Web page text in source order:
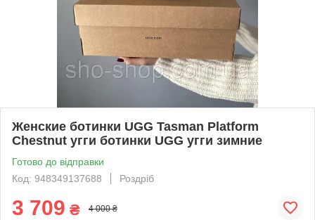
Женские ботинки UGG Tasman Platform
Chestnut угги ботинки UGG угги зимние
Готово до відправки
Код: 948349137688
Роздріб
3 709 ₴ 4 000 ₴